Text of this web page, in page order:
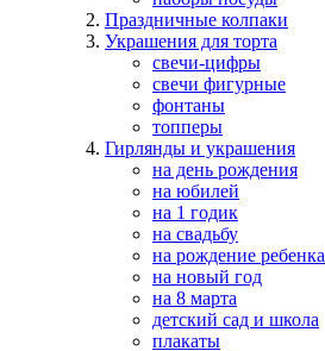
Праздничные колпаки
Украшения для торта
свечи-цифры
свечи фигурные
фонтаны
топперы
Гирлянды и украшения
на день рождения
на юбилей
на 1 годик
на свадьбу
на рождение ребенка
на новый год
на 8 марта
детский сад и школа
плакаты